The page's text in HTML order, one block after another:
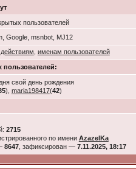
пользователей
Google, msnbot, MJ12
именам пользователей
свой день рождения
), maria198417(42)
2715
по имени AzazelKa
8647, зафиксирован — 7.11.2025, 18:17